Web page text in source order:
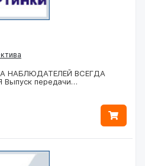
НАБЛЮДАТЕЛЕЙ ВСЕГДА
передачи…